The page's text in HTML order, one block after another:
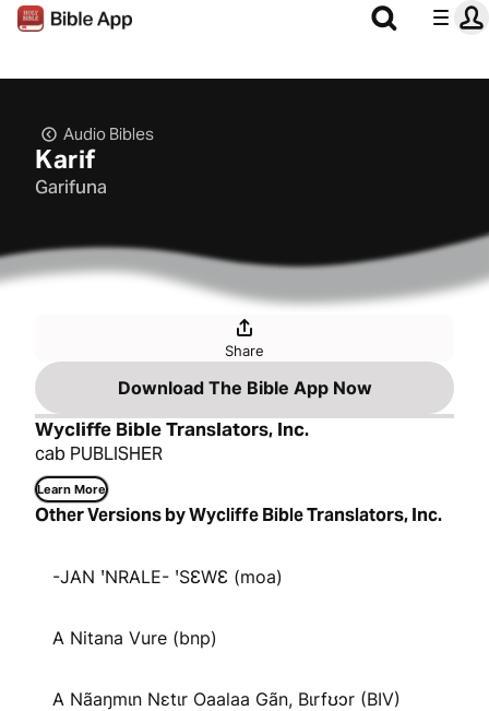
Audio Bibles
Karif
Garifuna
Share
Download The Bible App Now
Wycliffe Bible Translators, Inc.
cab PUBLISHER
Learn More
Other Versions by Wycliffe Bible Translators, Inc.
-JAN ꞌNRALE- ꞌSƐWƐ (moa)
A Nitana Vure (bnp)
A Nãaŋmɩn Nɛtɩr Oaalaa Gãn, Bɩrfʊɔr (BIV)